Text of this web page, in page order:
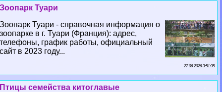
Зоопарк Туари
Зоопарк Туари - справочная информация о
зоопарке в г. Туари (Франция): адрес,
телефоны, график работы, официальный
сайт в 2023 году...
27 06 2026 3:51:35
Птицы семейства китоглавые